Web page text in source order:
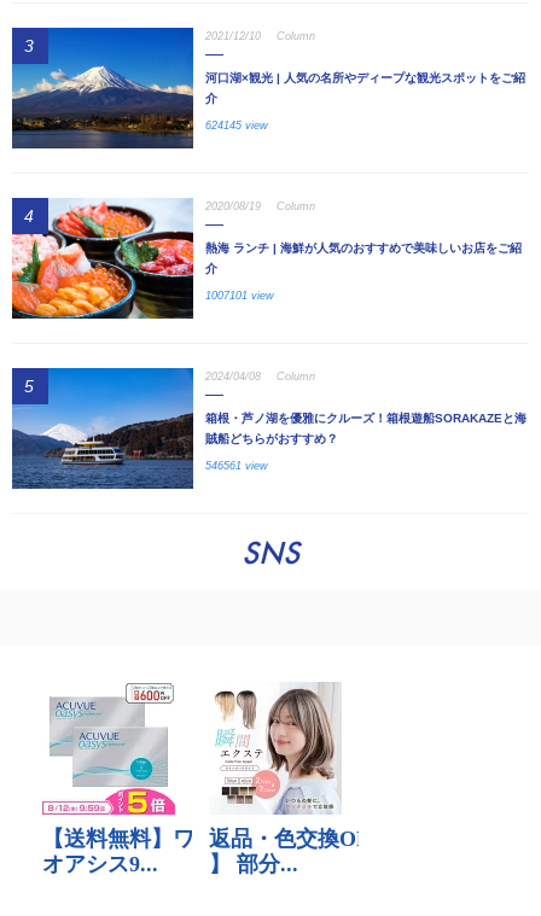
3 2021/12/10 Column
河口湖×観光 | 人気の名所やディープな観光スポットをご紹
介
624145 view
4 2020/08/19 Column
熱海 ランチ | 海鮮が人気のおすすめで美味しいお店をご紹
介
1007101 view
5 2024/04/08 Column
箱根・芦ノ湖を優雅にクルーズ！箱根遊船SORAKAZEと海
賊船どちらがおすすめ？
546561 view
SNS